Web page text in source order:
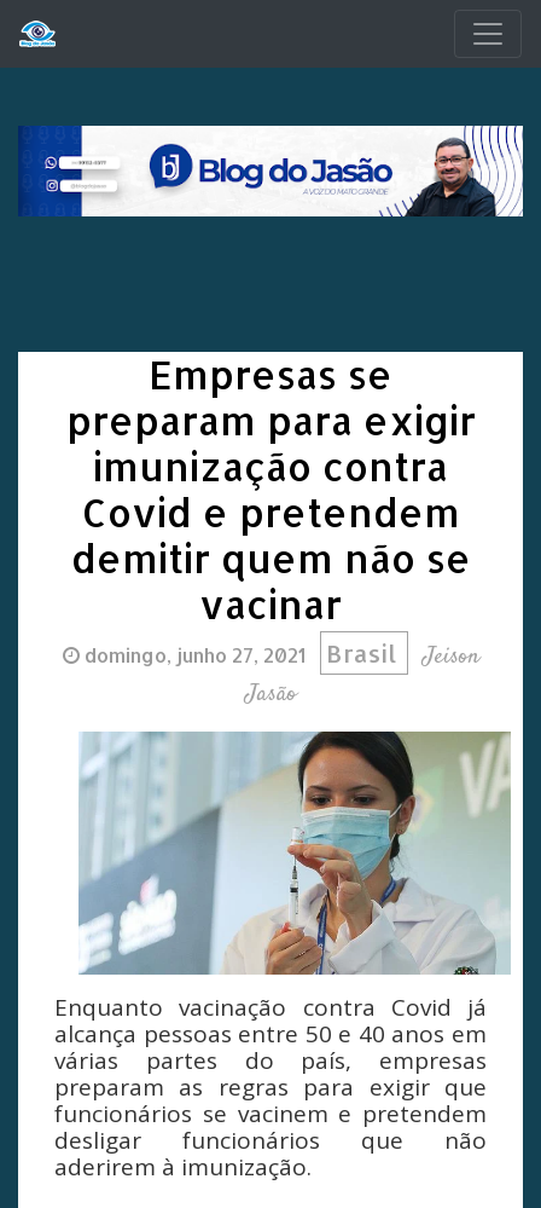
Empresas se
preparam para exigir
imunização contra
Covid e pretendem
demitir quem não se
vacinar
domingo, junho 27, 2021 Brasil
Jeison
Jasão
Enquanto vacinação contra Covid já
alcança pessoas entre 50 e 40 anos em
várias partes do país, empresas
preparam as regras para exigir que
funcionários se vacinem e pretendem
desligar funcionários que não
aderirem à imunização.